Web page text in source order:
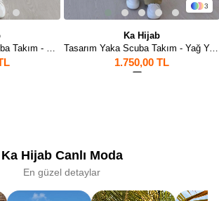
Bisiklet Yaka Taşlı Scuba Takım - Camel
3
Ka Hijab
Tasarım Yaka Scuba Takım - Yağ Yeşili
1.750,00 TL
Ka Hijab Canlı Moda
En güzel detaylar